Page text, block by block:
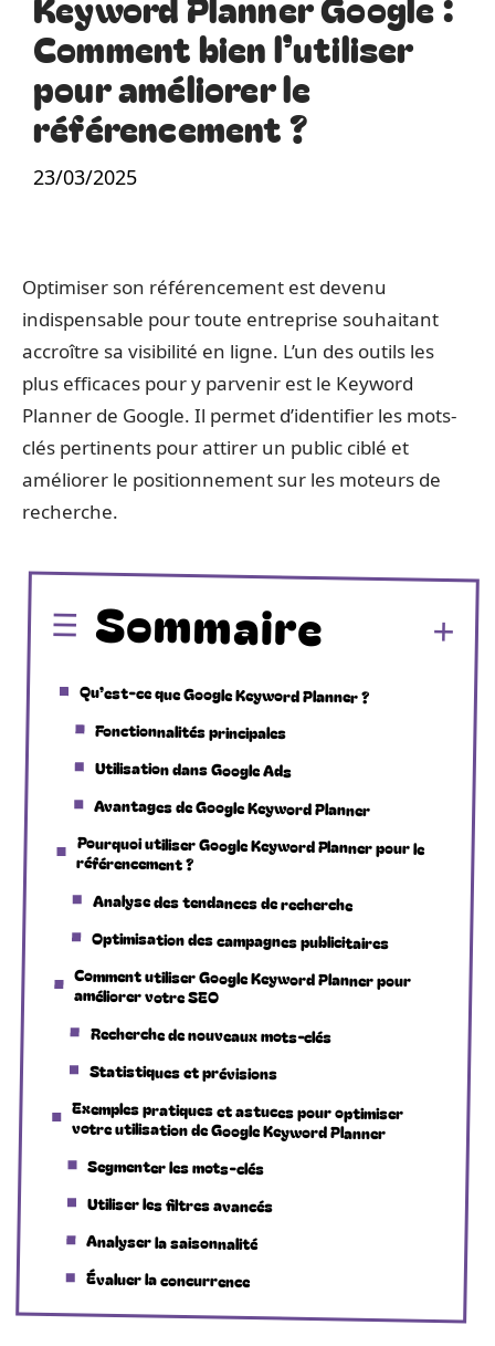
Comment bien l’utiliser
pour améliorer le
référencement ?
23/03/2025
Optimiser son référencement est devenu
indispensable pour toute entreprise souhaitant
accroître sa visibilité en ligne. L’un des outils les
plus efficaces pour y parvenir est le Keyword
Planner de Google. Il permet d’identifier les mots-
clés pertinents pour attirer un public ciblé et
améliorer le positionnement sur les moteurs de
recherche.
Sommaire
Qu’est-ce que Google Keyword Planner ?
Fonctionnalités principales
Utilisation dans Google Ads
Avantages de Google Keyword Planner
Pourquoi utiliser Google Keyword Planner pour le
référencement ?
Analyse des tendances de recherche
Optimisation des campagnes publicitaires
Comment utiliser Google Keyword Planner pour
améliorer votre SEO
Recherche de nouveaux mots-clés
Statistiques et prévisions
Exemples pratiques et astuces pour optimiser
votre utilisation de Google Keyword Planner
Segmenter les mots-clés
Utiliser les filtres avancés
Analyser la saisonnalité
Évaluer la concurrence